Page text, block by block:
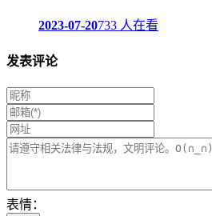
2023-07-20733 人在看
发表评论
表情：